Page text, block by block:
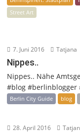
Street Art
7. Juni 2016 Tatjana
Nippes..
Nippes.. Nähe
#blog #berlinblogger
Berlin City Guide blog
28. April 2016